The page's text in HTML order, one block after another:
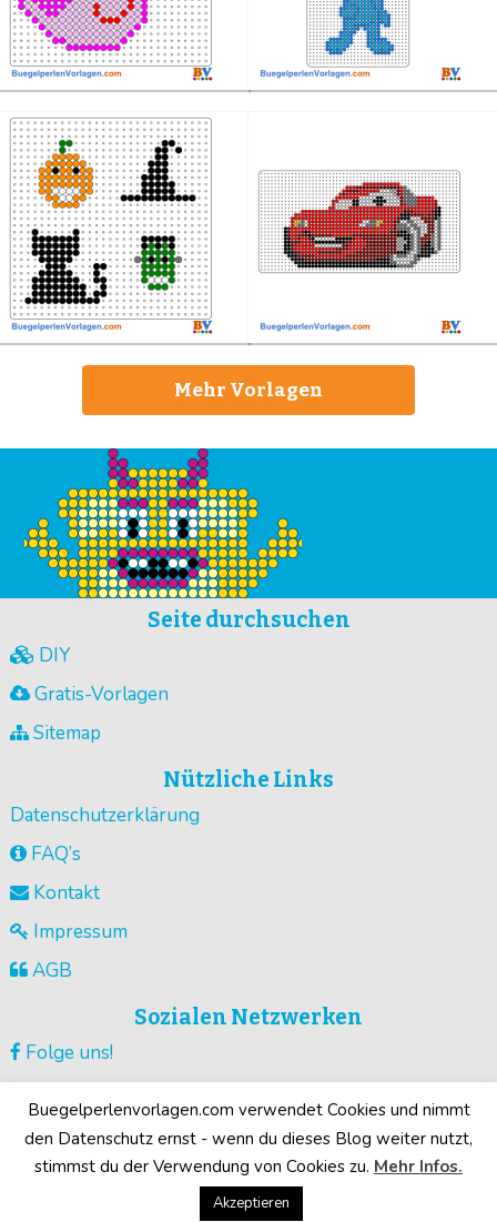
Mehr Vorlagen
Seite durchsuchen
DIY
Gratis-Vorlagen
Sitemap
Nützliche Links
Datenschutzerklärung
FAQ’s
Kontakt
Impressum
AGB
Sozialen Netzwerken
Folge uns!
Guck unsere Videos !
Deine Motive!
Buegelperlenvorlagen.com verwendet Cookies und nimmt
den Datenschutz ernst - wenn du dieses Blog weiter nutzt,
stimmst du der Verwendung von Cookies zu. Mehr Infos.
Akzeptieren